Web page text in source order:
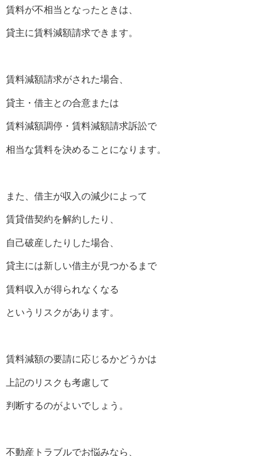
賃料が不相当となったときは、
貸主に賃料減額請求できます。
賃料減額請求がされた場合、
貸主・借主との合意または
賃料減額調停・賃料減額請求訴訟で
相当な賃料を決めることになります。
また、借主が収入の減少によって
賃貸借契約を解約したり、
自己破産したりした場合、
貸主には新しい借主が見つかるまで
賃料収入が得られなくなる
というリスクがあります。
賃料減額の要請に応じるかどうかは
上記のリスクも考慮して
判断するのがよいでしょう。
不動産トラブルでお悩みなら、